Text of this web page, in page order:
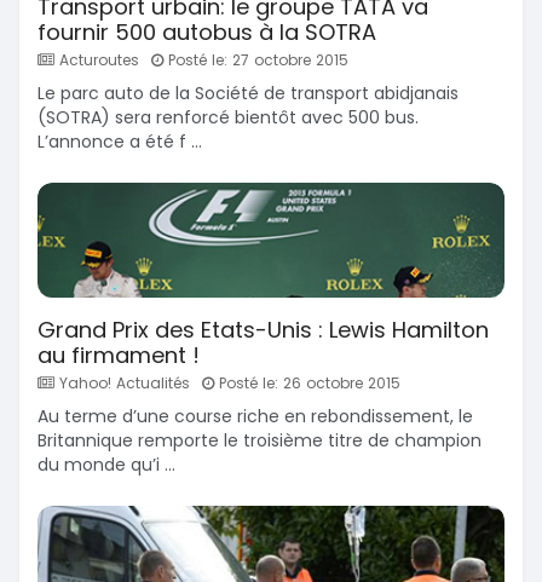
Transport urbain: le groupe TATA va
fournir 500 autobus à la SOTRA
Acturoutes Posté le: 27 octobre 2015
Le parc auto de la Société de transport abidjanais
(SOTRA) sera renforcé bientôt avec 500 bus.
L’annonce a été f ...
Grand Prix des Etats-Unis : Lewis Hamilton
au firmament !
Yahoo! Actualités Posté le: 26 octobre 2015
Au terme d’une course riche en rebondissement, le
Britannique remporte le troisième titre de champion
du monde qu’i ...